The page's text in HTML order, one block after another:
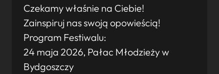
Czekamy właśnie na Ciebie!
Zainspiruj nas swoją opowieścią!
Program Festiwalu:
24 maja 2026, Pałac Młodzieży w
Bydgoszczy